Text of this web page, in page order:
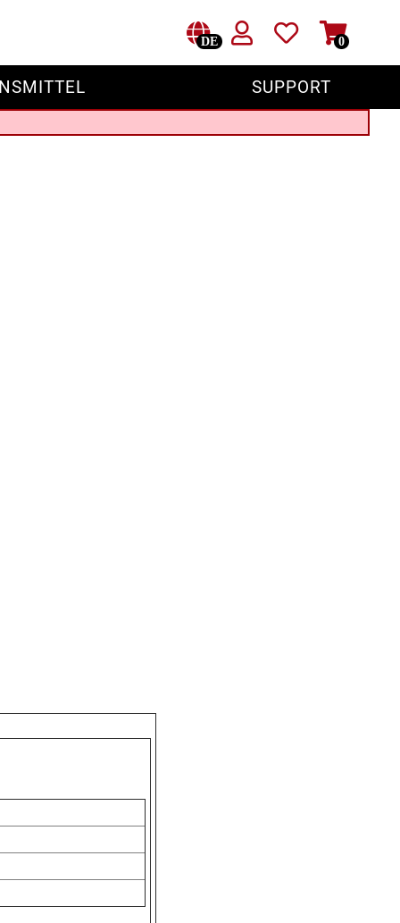
DE 0
SUPPORT